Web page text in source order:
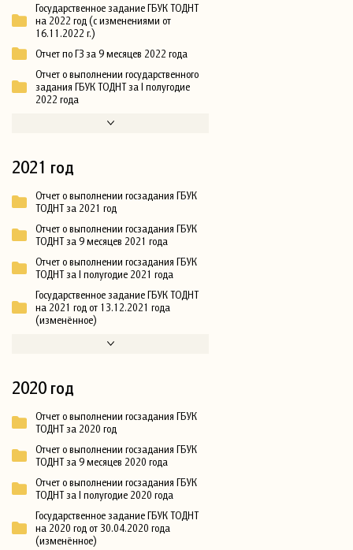
Государственное задание ГБУК ТОДНТ
на 2022 год (с изменениями от
16.11.2022 г.)
Отчет по ГЗ за 9 месяцев 2022 года
Отчет о выполнении государственного
задания ГБУК ТОДНТ за I полугодие
2022 года
2021 год
Отчет о выполнении госзадания ГБУК
ТОДНТ за 2021 год
Отчет о выполнении госзадания ГБУК
ТОДНТ за 9 месяцев 2021 года
Отчет о выполнении госзадания ГБУК
ТОДНТ за I полугодие 2021 года
Государственное задание ГБУК ТОДНТ
на 2021 год от 13.12.2021 года
(изменённое)
2020 год
Отчет о выполнении госзадания ГБУК
ТОДНТ за 2020 год
Отчет о выполнении госзадания ГБУК
ТОДНТ за 9 месяцев 2020 года
Отчет о выполнении госзадания ГБУК
ТОДНТ за I полугодие 2020 года
Государственное задание ГБУК ТОДНТ
на 2020 год от 30.04.2020 года
(изменённое)